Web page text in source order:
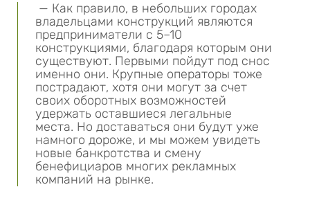
— Как правило, в небольших городах
владельцами конструкций являются
предприниматели с 5–10
конструкциями, благодаря которым они
существуют. Первыми пойдут под снос
именно они. Крупные операторы тоже
пострадают, хотя они могут за счет
своих оборотных возможностей
удержать оставшиеся легальные
места. Но доставаться они будут уже
намного дороже, и мы можем увидеть
новые банкротства и смену
бенефициаров многих рекламных
компаний на рынке.